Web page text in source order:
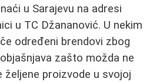
u Sarajevu na adresi
u TC Džananović. U nekim
određeni brendovi zbog
zašto možda ne
proizvode u svojoj